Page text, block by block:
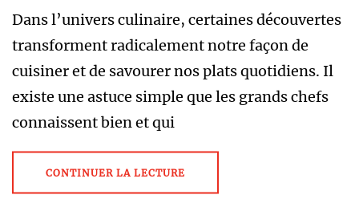
Dans l’univers culinaire, certaines découvertes
transforment radicalement notre façon de
cuisiner et de savourer nos plats quotidiens. Il
existe une astuce simple que les grands chefs
connaissent bien et qui
CONTINUER LA LECTURE